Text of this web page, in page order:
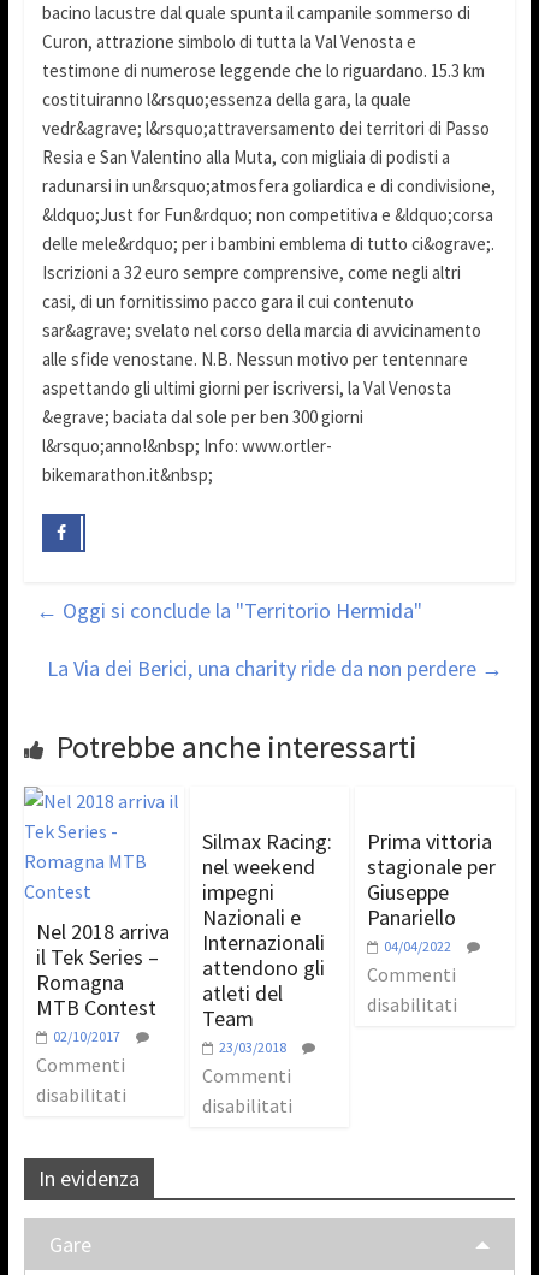
bacino lacustre dal quale spunta il campanile sommerso di
Curon, attrazione simbolo di tutta la Val Venosta e
testimone di numerose leggende che lo riguardano. 15.3 km
costituiranno l&rsquo;essenza della gara, la quale
vedr&agrave; l&rsquo;attraversamento dei territori di Passo
Resia e San Valentino alla Muta, con migliaia di podisti a
radunarsi in un&rsquo;atmosfera goliardica e di condivisione,
&ldquo;Just for Fun&rdquo; non competitiva e &ldquo;corsa
delle mele&rdquo; per i bambini emblema di tutto ci&ograve;.
Iscrizioni a 32 euro sempre comprensive, come negli altri
casi, di un fornitissimo pacco gara il cui contenuto
sar&agrave; svelato nel corso della marcia di avvicinamento
alle sfide venostane. N.B. Nessun motivo per tentennare
aspettando gli ultimi giorni per iscriversi, la Val Venosta
&egrave; baciata dal sole per ben 300 giorni
l&rsquo;anno!&nbsp; Info: www.ortler-
bikemarathon.it&nbsp;
← Oggi si conclude la "Territorio Hermida"
La Via dei Berici, una charity ride da non perdere →
Potrebbe anche interessarti
Nel 2018 arriva
il Tek Series –
Romagna
MTB Contest
02/10/2017
Commenti
disabilitati
Silmax Racing:
nel weekend
impegni
Nazionali e
Internazionali
attendono gli
atleti del
Team
23/03/2018
Commenti
disabilitati
Prima vittoria
stagionale per
Giuseppe
Panariello
04/04/2022
Commenti
disabilitati
In evidenza
Gare